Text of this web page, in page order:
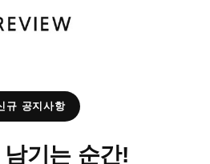
규 공지사항
기는 순간!